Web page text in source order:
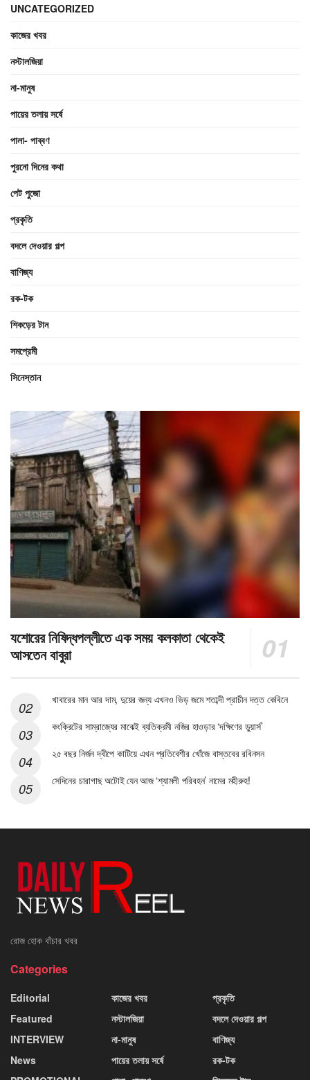
UNCATEGORIZED
কাজের খবর
নস্টালজিয়া
না-মানুষ
পায়ের তলায় সর্ষে
পালা- পাব্বণ
পুরনো দিনের কথা
পেট পুজো
প্রকৃতি
বদলে দেওয়ার গল্প
বাণিজ্য
রক-টক
শিকড়ের টান
সমপ্রেমী
সিনেস্তান
যশোরের নিষিদ্ধপল্লীতে এক সময় কলকাতা থেকেই
আসতেন বাবুরা
খাবারের মান আর দাম, দুয়ের জন্য এখনও ভিড় জমে শতাব্দী প্রাচীন দত্ত কেবিনে
কংক্রিটের সাম্রাজ্যের মাঝেই ব্যতিক্রমী নজির হাওড়ার ‘দক্ষিণের ডুয়ার্স’
২৫ বছর নির্জন দ্বীপে কাটিয়ে এখন প্রতিবেশীর খোঁজে বাস্তবের রবিনসন
সেদিনের চারাগাছ অটোই যেন আজ ‘শ্যামলী পরিবহন’ নামের মহীরুহ!
রোজ হোক বাঁচার খবর
Categories
Editorial
Featured
INTERVIEW
News
কাজের খবর
নস্টালজিয়া
না-মানুষ
পায়ের তলায় সর্ষে
প্রকৃতি
বদলে দেওয়ার গল্প
বাণিজ্য
রক-টক